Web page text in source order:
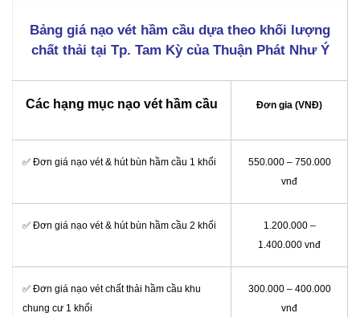
Bảng giá nạo vét hầm cầu dựa theo khối lượng
chất thải tại Tp. Tam Kỳ của Thuận Phát Như Ý
Các hạng mục nạo vét hầm cầu Đơn gia (VNĐ)
✅ Đơn giá nạo vét & hút bùn hầm cầu 1 khối
550.000 – 750.000
vnđ
✅ Đơn giá nạo vét & hút bùn hầm cầu 2 khối
1.200.000 –
1.400.000 vnđ
✅ Đơn giá nạo vét chất thải hầm cầu khu
chung cư 1 khối
300.000 – 400.000
vnđ